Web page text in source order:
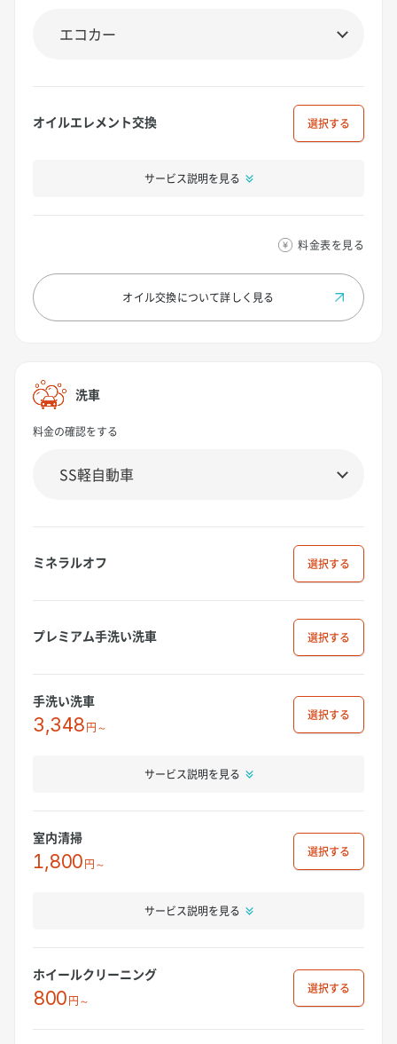
オイルエレメント交換 選択
サービス説明を見る
料金表を見る
オイル交換について詳しく見る
洗車
料金の確認をする
ミネラルオフ 選択
プレミアム手洗い洗車 選択
手洗い洗車
3,348円～
選択
サービス説明を見る
室内清掃
1,800円～
選択
サービス説明を見る
ホイールクリーニング
800円～
選択